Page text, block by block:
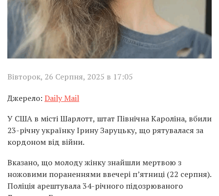
Вівторок, 26 Серпня, 2025 в 17:05
Джерело: Daily Mail
У США в місті Шарлотт, штат Північна Кароліна, вбили
23-річну українку Ірину Заруцьку, що рятувалася за
кордоном від війни.
Вказано, що молоду жінку знайшли мертвою з
ножовими пораненнями ввечері п’ятниці (22 серпня).
Поліція арештувала 34-річного підозрюваного